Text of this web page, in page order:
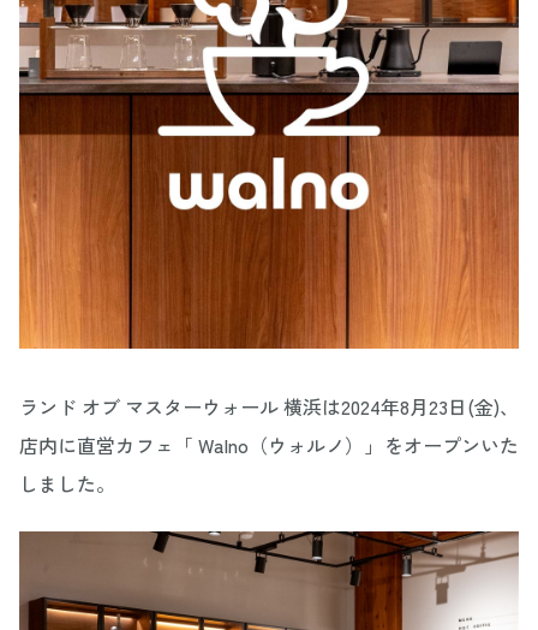
ランド オブ マスターウォール 横浜は2024年8月23日(金)、
店内に直営カフェ「 Walno（ウォルノ）」をオープンいた
しました。